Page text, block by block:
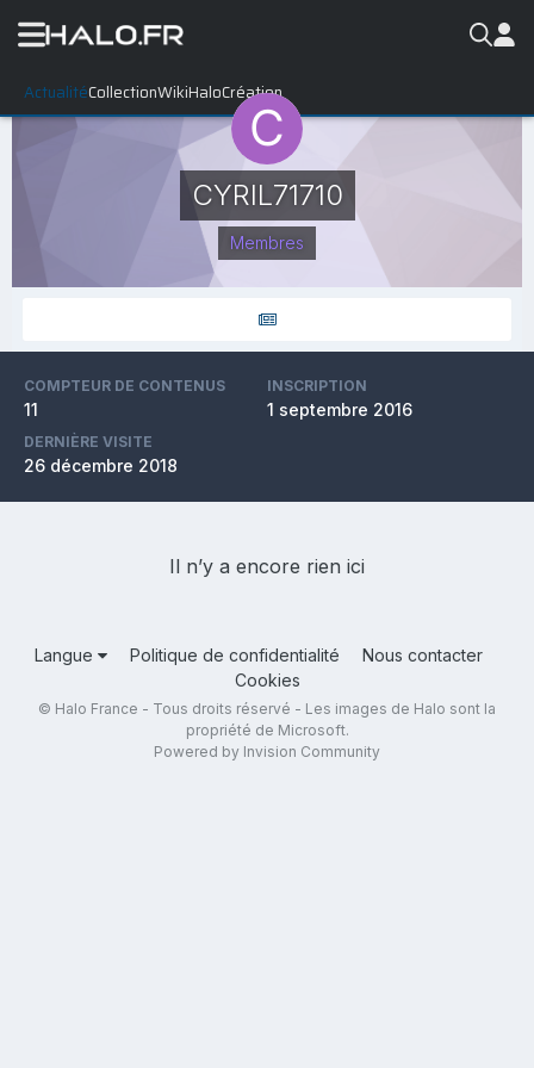
ActualitéCollectionWikiHaloCréation
CYRIL71710
Membres
COMPTEUR DE CONTENUS
11
INSCRIPTION
1 septembre 2016
DERNIÈRE VISITE
26 décembre 2018
Il n’y a encore rien ici
Langue Politique de confidentialité
Nous contacter
Cookies
© Halo France - Tous droits réservé - Les images de Halo sont la
propriété de Microsoft.
Powered by Invision Community